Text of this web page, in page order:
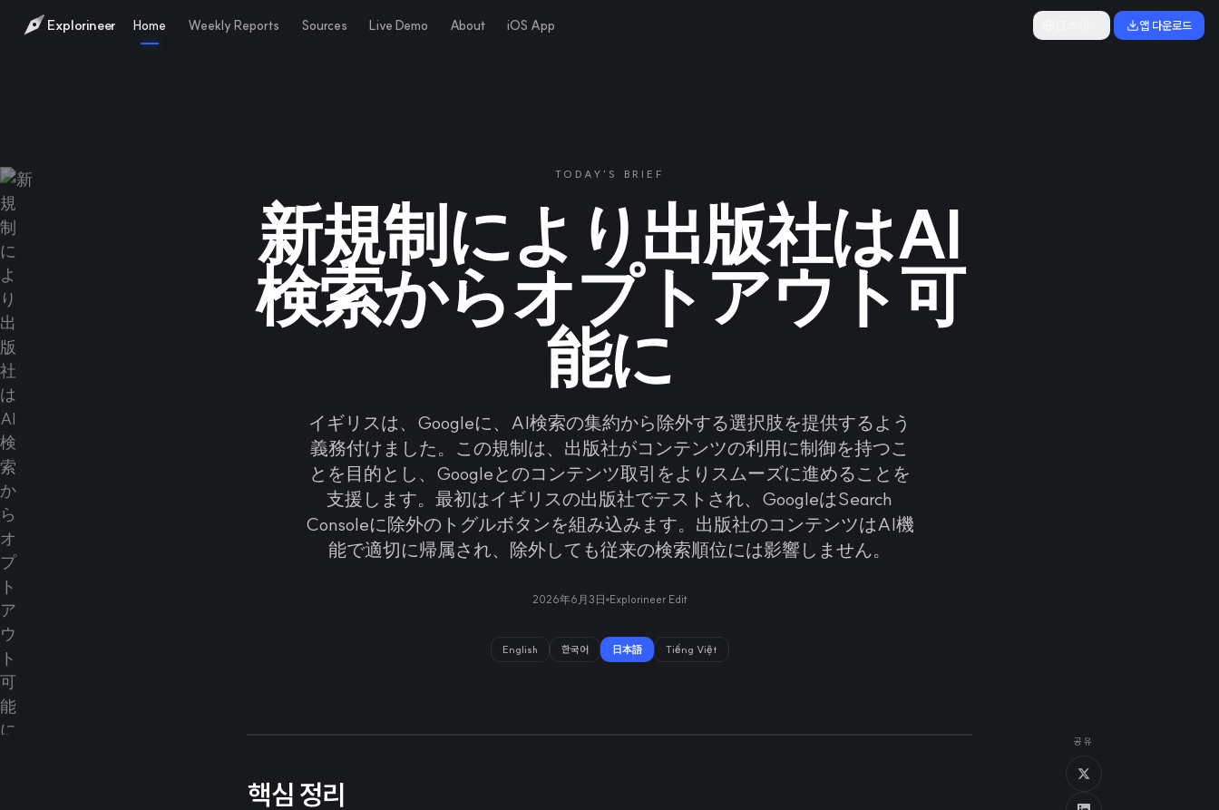
Explorineer Home Weekly Reports Sources Live Demo About iOS App 앱 다운로드
TODAY'S BRIEF
新規制により出版社はAI
検索からオプトアウト可
能に
イギリスは、Googleに、AI検索の集約から除外する選択肢を提供するよう
義務付けました。この規制は、出版社がコンテンツの利用に制御を持つこ
とを目的とし、Googleとのコンテンツ取引をよりスムーズに進めることを
支援します。最初はイギリスの出版社でテストされ、GoogleはSearch
Consoleに除外のトグルボタンを組み込みます。出版社のコンテンツはAI機
能で適切に帰属され、除外しても従来の検索順位には影響しません。
2026年6月3日 Explorineer Edit
English 한국어 日本語 Tiếng Việt
핵심 정리
공유